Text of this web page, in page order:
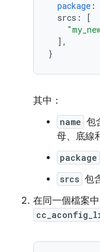
package :
srcs :
[
],
}
其中：
name 包
母、底線
package
srcs 包
在同一個檔案